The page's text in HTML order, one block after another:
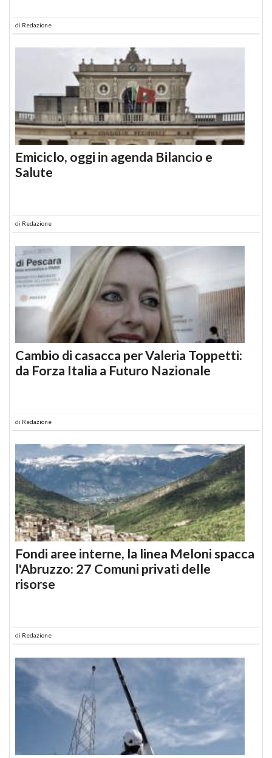
di Redazione
Emiciclo, oggi in agenda Bilancio e
Salute
di Redazione
Cambio di casacca per Valeria Toppetti:
da Forza Italia a Futuro Nazionale
di Redazione
Fondi aree interne, la linea Meloni spacca
l'Abruzzo: 27 Comuni privati delle
risorse
di Redazione